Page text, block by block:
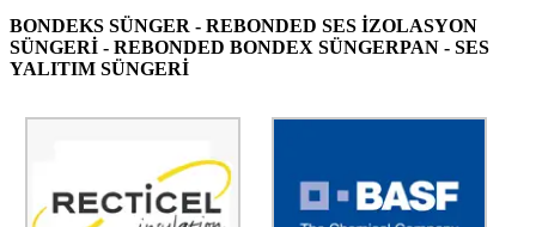
BONDEKS SÜNGER - REBONDED SES İZOLASYON
SÜNGERİ - REBONDED BONDEX SÜNGERPAN - SES
YALITIM SÜNGERİ
AdmirorGallery 4.5.0, author/sVasiljevski&Kekeljevic.
%100 Recticel Türkiyenin En
Kaliteli Markası.
Yanmaz Basf Akustik Ürünleri.